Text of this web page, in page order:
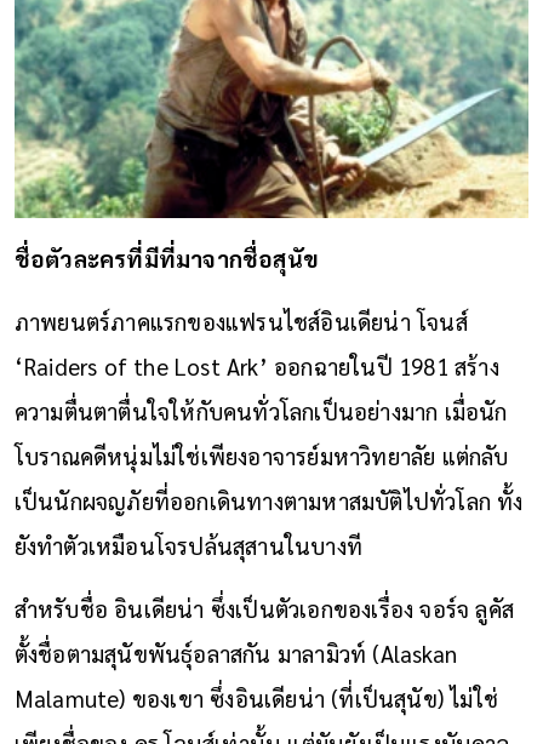
ชื่อตัวละครที่มีที่มาจากชื่อสุนัข
ภาพยนตร์ภาคแรกของแฟรนไชส์อินเดียน่า โจนส์
‘Raiders of the Lost Ark’ ออกฉายในปี 1981 สร้าง
ความตื่นตาตื่นใจให้กับคนทั่วโลกเป็นอย่างมาก เมื่อนัก
โบราณคดีหนุ่มไม่ใช่เพียงอาจารย์มหาวิทยาลัย แต่กลับ
เป็นนักผจญภัยที่ออกเดินทางตามหาสมบัติไปทั่วโลก ทั้ง
ยังทำตัวเหมือนโจรปล้นสุสานในบางที
สำหรับชื่อ อินเดียน่า ซึ่งเป็นตัวเอกของเรื่อง จอร์จ ลูคัส
ตั้งชื่อตามสุนัขพันธุ์อลาสกัน มาลามิวท์ (Alaskan
Malamute) ของเขา ซึ่งอินเดียน่า (ที่เป็นสุนัข) ไม่ใช่